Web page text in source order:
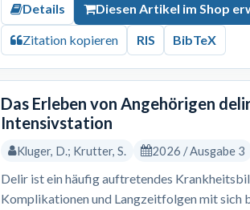
Details Diesen Artikel im Shop
Zitation kopieren RIS BibTeX
Das Erleben von Angehörigen
Intensivstation
Kluger, D.; Krutter, S. 2026 / Ausgabe 3
Delir ist ein häufig auftretendes
Komplikationen und Langzeitfolgen mit sich